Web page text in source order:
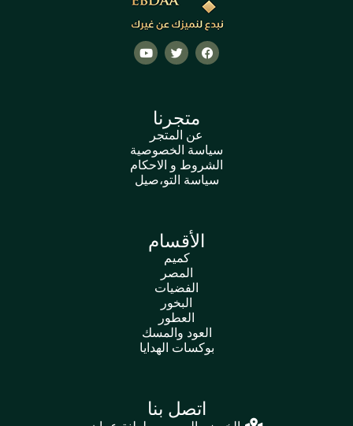
متجرنا
عن المتجر
سياسة الخصوصية
الشروط و الاحكام
سياسة التو،صيل
الأقسام
كميم
المصر
الفضيات
البخور
العطور
العود والمسك
بوكسات الهدايا
اتصل بنا